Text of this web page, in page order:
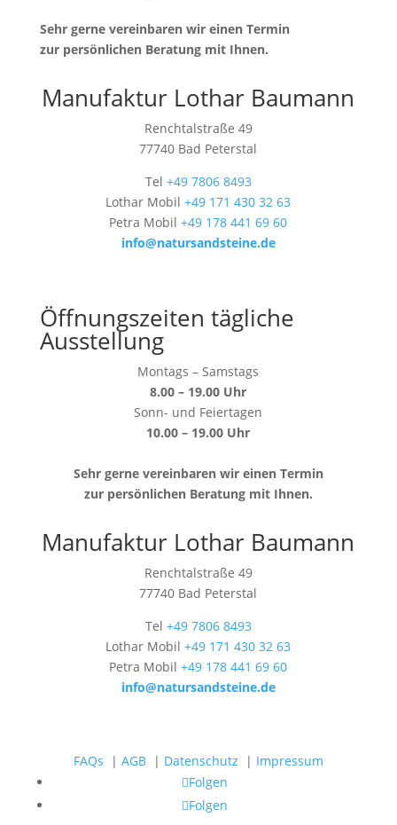
Sehr gerne vereinbaren wir einen Termin
zur persönlichen Beratung mit Ihnen.
Manufaktur Lothar Baumann
Renchtalstraße 49
77740 Bad Peterstal
Tel +49 7806 8493
Lothar Mobil+49 171 430 32 63
Petra Mobil+49 178 441 69 60
info@natursandsteine.de
Öffnungszeiten tägliche
Ausstellung
Montags – Samstags
8.00 – 19.00 Uhr
Sonn- und Feiertagen
10.00 – 19.00 Uhr
Sehr gerne vereinbaren wir einen Termin
zur persönlichen Beratung mit Ihnen.
Manufaktur Lothar Baumann
Renchtalstraße 49
77740 Bad Peterstal
Tel +49 7806 8493
Lothar Mobil+49 171 430 32 63
Petra Mobil+49 178 441 69 60
info@natursandsteine.de
FAQs | AGB| Datenschutz | Impressum
Folgen
Folgen